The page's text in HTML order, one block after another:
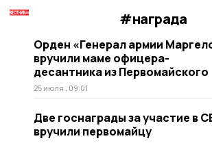
#награда
Орден «Генерал армии
вручили маме офицера-
десантника из Первомайского
25 июля , 09:01
Две госнаграды за участие в
вручили первомайцу